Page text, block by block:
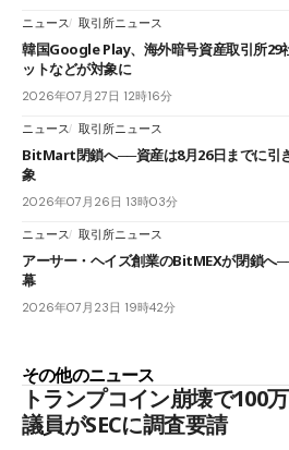
ニュース 取引所ニュース
韓国Google Play、海外暗号資産取引所29
ットなどが対象に
2026年07月27日 12時16分
ニュース 取引所ニュース
BitMart閉鎖へ──資産は8月26日までに引
象
2026年07月26日 13時03分
ニュース 取引所ニュース
アーサー・ヘイズ創業のBitMEXが閉鎖へ
幕
2026年07月23日 19時42分
その他のニュース
トランプコイン崩壊で100
議員がSECに調査要請